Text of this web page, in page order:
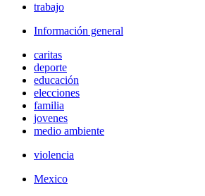
trabajo
Información general
caritas
deporte
educación
elecciones
familia
jovenes
medio ambiente
violencia
Mexico